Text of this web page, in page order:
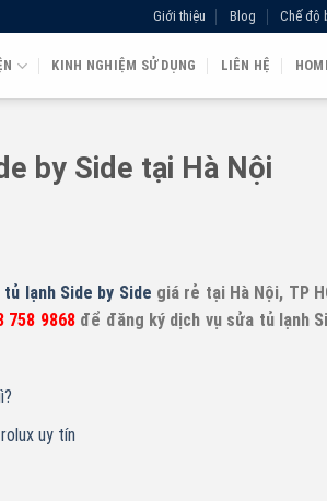
Giới thiệu Blog Chế độ
KINH NGHIỆM SỬ DỤNG LIÊN HỆ
by Side tại Hà Nội
tủ lạnh Side by Side giá rẻ tại Hà Nội, TP
758 9868để đăng ký dịch vụ sửa tủ lạnh
uy tín